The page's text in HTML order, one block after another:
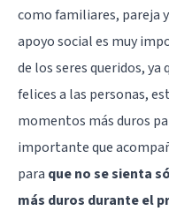
como familiares, pareja
apoyo social es muy
de los seres queridos, ya
felices a las personas,
momentos más duros
importante que
para que no se sienta
más duros durante el